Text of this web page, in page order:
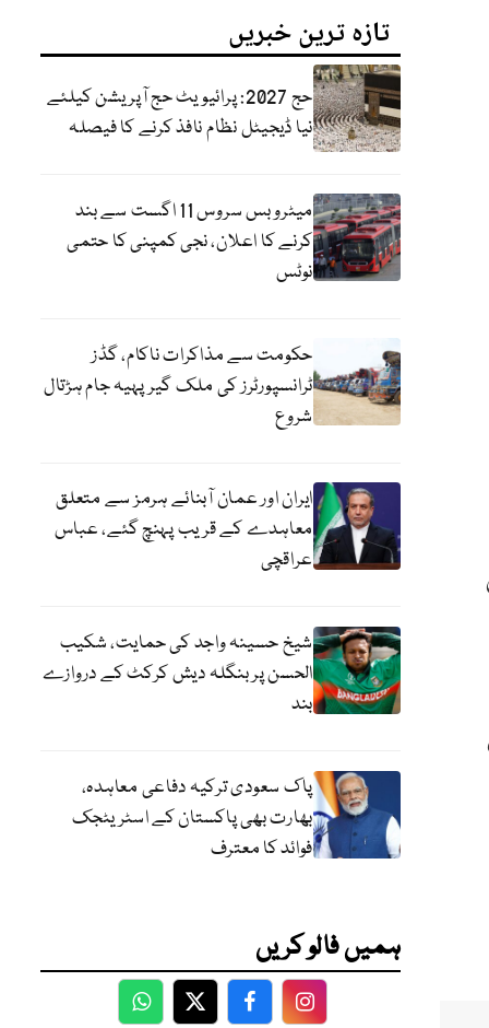
تازہ ترین خبریں
حج 2027: پرائیویٹ حج آپریشن کیلئے
نیا ڈیجیٹل نظام نافذ کرنے کا فیصلہ
میٹرو بس سروس 11 اگست سے بند
کرنے کا اعلان، نجی کمپنی کا حتمی
نوٹس
حکومت سے مذاکرات ناکام، گڈز
ٹرانسپورٹرز کی ملک گیر پہیہ جام ہڑتال
شروع
ایران اور عمان آبنائے ہرمز سے متعلق
معاہدے کے قریب پہنچ گئے، عباس
عراقچی
شیخ حسینہ واجد کی حمایت، شکیب
الحسن پر بنگلہ دیش کرکٹ کے دروازے
بند
پاک سعودی ترکیہ دفاعی معاہدہ،
بھارت بھی پاکستان کے اسٹریٹجک
فوائد کا معترف
ہمیں فالو کریں
WhatsApp
TwitterFacebookFacebook